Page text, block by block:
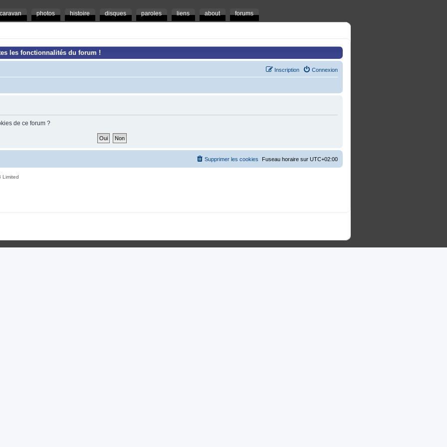
caravan photos histoire disques paroles liens about forums
les fonctionnalités du forum !
Connexion
Inscription
de ce forum ?
Fuseau horaire sur UTC+02:00
Supprimer les cookies
Limited